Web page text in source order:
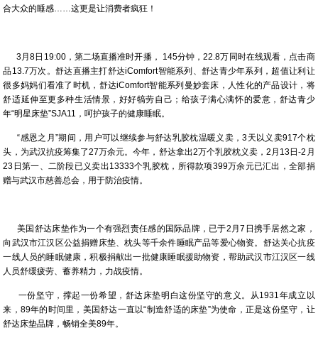
合大众的睡感……这更是让消费者疯狂！
3月8日19:00，第二场直播准时开播， 145分钟，22.8万同时在线观看，点击商
品13.7万次。舒达直播主打舒达iComfort智能系列、舒达青少年系列，超值让利让
很多妈妈们看准了时机，舒达iComfort智能系列曼妙套床，人性化的产品设计，将
舒适延伸至更多种生活情景，好好犒劳自己；给孩子满心满怀的爱意，舒达青少
年“明星床垫”SJA11，呵护孩子的健康睡眠。
“感恩之月”期间，用户可以继续参与舒达乳胶枕温暖义卖，3天以义卖917个枕
头，为武汉抗疫筹集了27万余元。今年，舒达拿出2万个乳胶枕义卖，2月13日-2月
23日第一、二阶段已义卖出13333个乳胶枕，所得款项399万余元已汇出，全部捐
赠与武汉市慈善总会，用于防治疫情。
美国舒达床垫作为一个有强烈责任感的国际品牌，已于2月7日携手居然之家，
向武汉市江汉区公益捐赠床垫、枕头等千余件睡眠产品等爱心物资。舒达关心抗疫
一线人员的睡眠健康，积极捐献出一批健康睡眠援助物资，帮助武汉市江汉区一线
人员舒缓疲劳、蓄养精力，力战疫情。
一份坚守，撑起一份希望，舒达床垫明白这份坚守的意义。从1931年成立以
来，89年的时间里，美国舒达一直以“制造舒适的床垫”为使命，正是这份坚守，让
舒达床垫品牌，畅销全美89年。